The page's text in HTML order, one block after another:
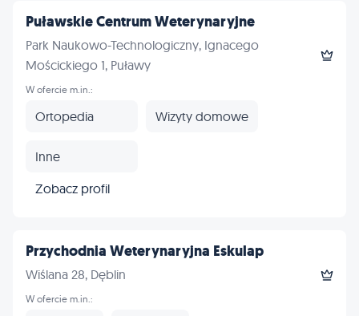
Puławskie Centrum Weterynaryjne
Park Naukowo-Technologiczny, Ignacego
Mościckiego 1, Puławy
W ofercie m.in.:
Ortopedia Wizyty domowe
Inne
Zobacz profil
Przychodnia Weterynaryjna Eskulap
Wiślana 28, Dęblin
W ofercie m.in.: